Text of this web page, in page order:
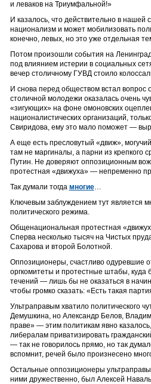
и леваков на Триумфальной!»
И казалось, что действительно в нашей
национализм и может мобилизовать
конечно, левых, но это уже отдельная
Потом произошли события на
под влиянием истерии в социальных
вечер столичному ГУВД стоило
И снова перед обществом встал вопрос
столичной молодежи оказалась очень
«зигующих» на фоне омоновских
националистических организаций,
Свиридова, ему это мало поможет —
А еще есть пресловутый «движ»,
там не маргиналы, а парни из крепкого
Путин. Не доверяют оппозиционным
протестная «движуха» — непременно
Так думали тогда многие…
Ключевым заблуждением тут является
политического режима.
Общенациональная протестная
Сперва несколько тысяч на Чистых
Сахарова и второй Болотной.
Оппозиционеры, счастливо одуревшие
оргкомитеты и протестные штабы, куда
течений — лишь бы не оказаться в
чтобы громко сказать: «Есть такая
Ультраправым хватило политического
Демушкина, но Александр Белов,
праве» — этим политикам явно
либералам приватизировать
— так не говорилось прямо, но так
вспомнит, речей было произнесено
Остальные оппозиционеры
ними дружественно, был Алексей